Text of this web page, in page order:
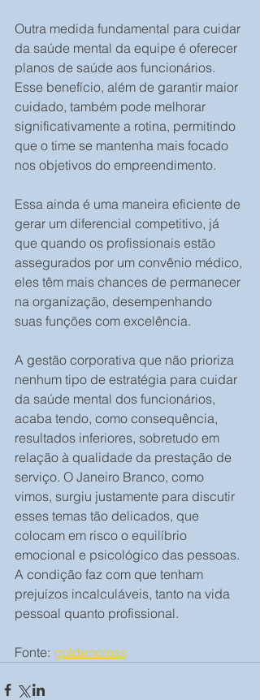
Outra medida fundamental para cuidar
da saúde mental da equipe é oferecer
planos de saúde aos funcionários.
Esse benefício, além de garantir maior
cuidado, também pode melhorar
significativamente a rotina, permitindo
que o time se mantenha mais focado
nos objetivos do empreendimento.
Essa ainda é uma maneira eficiente de
gerar um diferencial competitivo, já
que quando os profissionais estão
assegurados por um convênio médico,
eles têm mais chances de permanecer
na organização, desempenhando
suas funções com excelência.
A gestão corporativa que não prioriza
nenhum tipo de estratégia para cuidar
da saúde mental dos funcionários,
acaba tendo, como consequência,
resultados inferiores, sobretudo em
relação à qualidade da prestação de
serviço. O Janeiro Branco, como
vimos, surgiu justamente para discutir
esses temas tão delicados, que
colocam em risco o equilíbrio
emocional e psicológico das pessoas.
A condição faz com que tenham
prejuízos incalculáveis, tanto na vida
pessoal quanto profissional.
Fonte: goldencross